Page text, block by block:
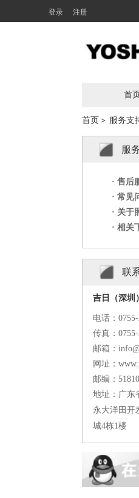
登录 注册
首
首页＞ 服务支
服
· 售后
· 常见
· 关于
· 相关
联
吉日（深圳
电话：
传真：
邮箱：
网址：
邮编：
地址：广东
永大洋田开
城4栋1楼